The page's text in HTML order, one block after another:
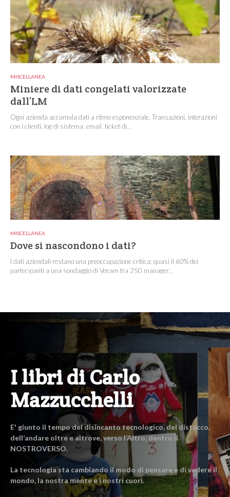
MISCELLANEA
Miniere di dati congelati valorizzate
dall’LM
Ogni azienda accumula dati a ritmo esponenziale. Transazioni, interazioni
con i clienti, log di sistema, email, ticket di...
MISCELLANEA
Dove si nascondono i dati?
I dati aziendali restano una preoccupazione critica: quasi il 60% dei
partecipanti a una sondaggio di Veeam tra 250 manager...
I libri di Carlo
Mazzucchelli
E' giunto il tempo del disincanto tecnologico, del distacco,
dell’andare oltre e altrove, verso l’Altro, dentro il
NOSTROVERSO.
La tecnologia sta cambiando il modo di pensare e di vedere il
mondo, la nostra mente e i nostri cuori.